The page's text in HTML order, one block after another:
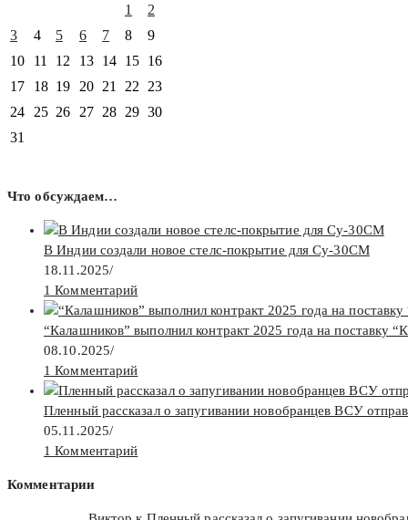
1
2
3
4 5 6 7 8
9
10
11 12 13 14 15 16
17
18 19 20 21 22
23
24
25 26 27 28 29 30
31
Что обсуждаем…
В Индии создали новое стелс-покрытие для Су-30СМ
18.11.2025/
1 Комментарий
“Калашников” выполнил контракт 2025 года на поставку
08.10.2025/
1 Комментарий
Пленный рассказал о запугивании новобранцев ВСУ
05.11.2025/
1 Комментарий
Комментарии